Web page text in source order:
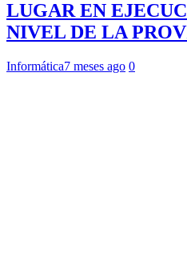
LUGAR EN
NIVEL DE LA
Informática7 meses ago 0